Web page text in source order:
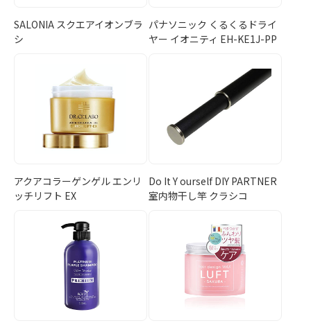
SALONIA スクエアイオンブラ
シ
パナソニック くるくるドライ
ヤー イオニティ EH-KE1J-PP
アクアコラーゲンゲル エンリ
ッチリフト EX
Do It Y ourself DIY PARTNER
室内物干し竿 クラシコ